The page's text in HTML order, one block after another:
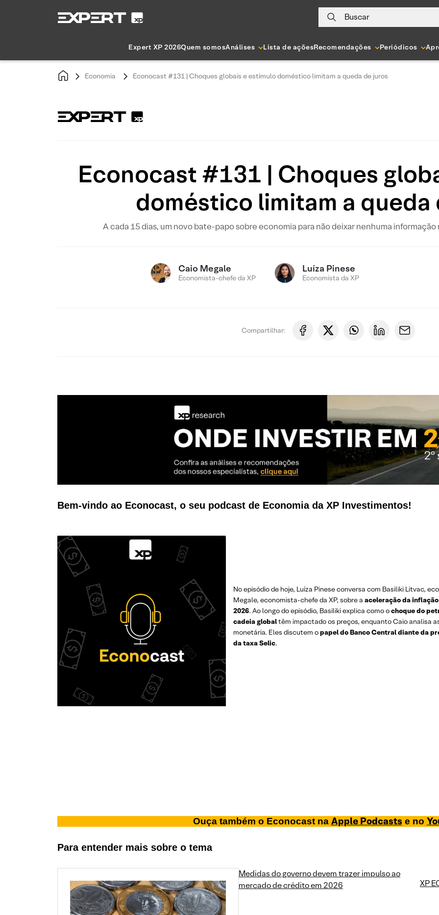
Buscar
Expert XP 2026Quem somosAnálises Lista de açõesRecomendações Periódicos
Economia Econocast #131 | Choques globais e estímulo doméstico limitam a queda de juros
Econocast #131 | Choques
doméstico limitam a queda
A cada 15 dias, um novo bate-papo sobre economia para não deixar nenhuma
Caio Megale
Economista-chefe da XP
Luíza Pinese
Economista da XP
Compartilhar:
Bem-vindo ao Econocast, o seu podcast de Economia da XP Investimentos!
No episódio de hoje, Luíza Pinese conversa com Basiliki Litvac,
Megale, economista-chefe da XP, sobre aaceleração da
2026. Ao longo do episódio, Basiliki explica como ochoque do
cadeia globaltêm impactado os preços, enquanto Caio analisa
monetária. Eles discutem opapel do Banco Central diante da
da taxa Selic.
Ouça também o Econocast na Apple Podcasts e no
Para entender mais sobre o tema
Medidas do governo devem trazer impulso ao
mercado de crédito em 2026
XP